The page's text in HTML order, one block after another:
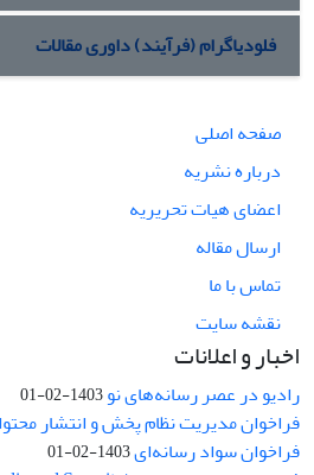
فلودیاگرام (فرآیند) داوری مقالات
صفحه اصلی
درباره نشریه
اعضای هیات تحریریه
ارسال مقاله
تماس با ما
نقشه سایت
اخبار و اعلانات
رادیو در عصر رسانه‌های نو1403-02-01
فراخوان مدیریت نظام پخش و انتشار
فراخوان سواد رسانه‌ای1403-02-01